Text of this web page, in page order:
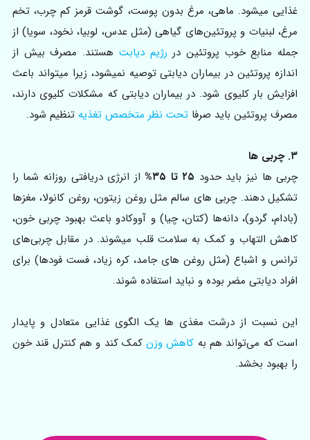
غذایی میشود. ماهی، مرغ بدون پوست، گوشت قرمز کم چرب، تخم
مرغ، لبنیات و پروتئین‌های گیاهی (مثل عدس، لوبیا، نخود، سویا) از
جمله منابع خوب پروتئین در رژیم دیابت هستند. مصرف بیش از
اندازه پروتئین در بیماران دیابتی توصیه نمیشود، زیرا میتواند باعث
افزایش بار کلیوی شود. در بیماران دیابتی که مشکلات کلیوی دارند،
مصرف پروتئین باید صرفا تحت نظر متخصص تغذیهتنظیم شود.
۳. چربی ها
چربی ها نیز باید حدود
از انرژی دریافتی روزانه شما را
تشکیل دهند. چربی های سالم مثل روغن زیتون، روغن کانولا، مغزها
(بادام، گردو)، دانه‌ها (کتان، چیا) و آووکادو باعث بهبود چربی خون،
کاهش التهاب و کمک به سلامت قلب میشوند. در مقابل چربی‌های
ترانس و اشباع (مثل روغن های جامد، کره زیاد، فست فودها) برای
افراد دیابتی مضر بوده و نباید استفاده شوند.
این نسبت از درشت مغذی ها یک الگوی غذایی متعادل و پایدار
است که می‌تواند هم به کاهش وزنکمک کند و هم کنترل قند خون
را بهبود بخشد.